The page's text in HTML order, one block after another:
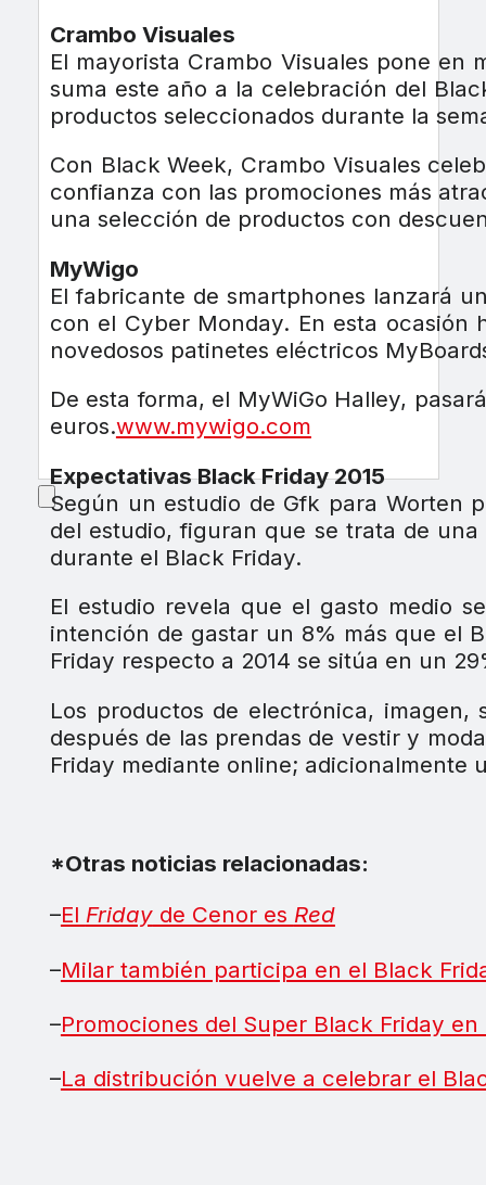
Crambo Visuales
El mayorista Crambo Visuales pone
suma este año a la celebración del
productos seleccionados durante la
Con Black Week, Crambo Visuales
confianza con las promociones más
una selección de productos con
MyWigo
El fabricante de smartphones lanzará
con el Cyber Monday. En esta ocasión
novedosos patinetes eléctricos
De esta forma, el MyWiGo Halley,
euros.www.mywigo.com
Expectativas Black Friday 2015
Según un estudio de Gfk para Worten
del estudio, figuran que se trata de
durante el Black Friday.
El estudio revela que el gasto medio
intención de gastar un 8% más que el
Friday respecto a 2014 se sitúa en un
Los productos de electrónica,
después de las prendas de vestir y
Friday mediante online;
*Otras noticias relacionadas:
–El Fridayde Cenor es Red
–Milar también participa en el Black
–Promociones del Super Black Friday en
–La distribución vuelve a celebrar el